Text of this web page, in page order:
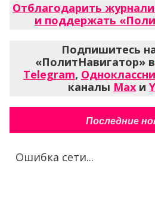
Отблагодарить
и поддержать
Подпишитесь
«ПолитНавигатор»
Telegram,
каналы Max и
Последние
Ошибка сети...